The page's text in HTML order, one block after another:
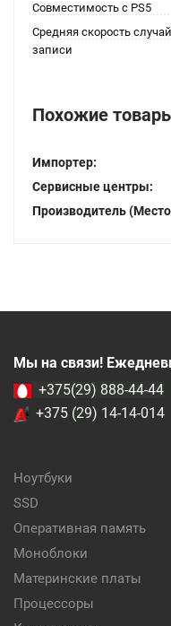
Совместимость с PS5
Средняя скорость
записи
Похожие
Импортер:
Сервисные центры:
Производитель
Мы на связи!
+375(29) 888-44-44
+375 (29) 14-14-014
Ноутбуки
SSD
Оперативная память
Моноблоки
Материнские платы
Процессоры